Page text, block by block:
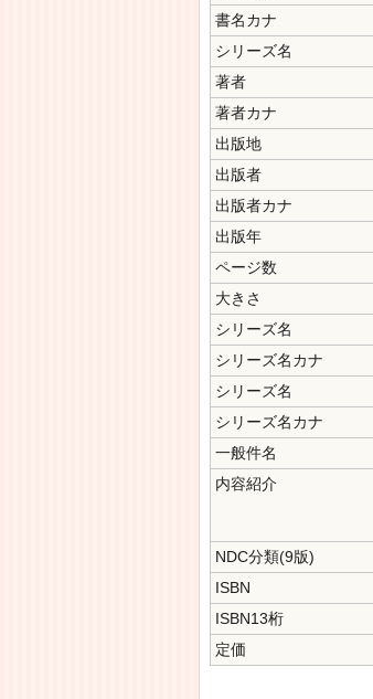
書名カナ
シリーズ名
著者
著者カナ
出版地
出版者
出版者カナ
出版年
ページ数
大きさ
シリーズ名
シリーズ名カナ
シリーズ名
シリーズ名カナ
一般件名
内容紹介
NDC分類(9版)
ISBN
ISBN13桁
定価